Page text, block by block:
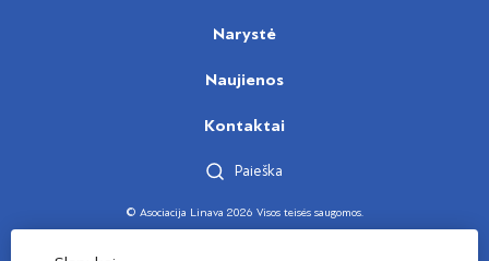
Narystė
Naujienos
Kontaktai
Paieška
© Asociacija Linava 2026 Visos teisės saugomos.